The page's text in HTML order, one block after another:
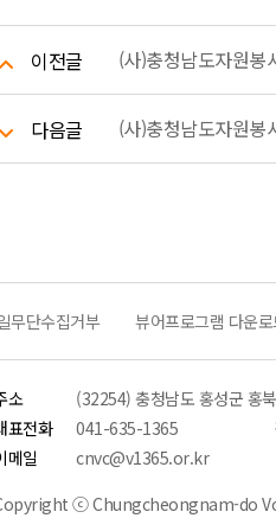
이전글 (사)충청남도자원봉
다음글 (사)충청남도자원봉
무단수집거부 뷰어프로그램 다운
소
(32254) 충청남도 홍성군 홍
표전화
041-635-1365
메일
cnvc@v1365.or.kr
ⓒ Chungcheongnam-do